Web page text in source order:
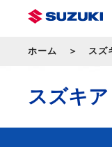
ホーム スズ
スズキ